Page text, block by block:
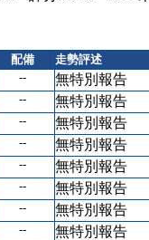
配備
走勢評述
-- 無特別報告
-- 無特別報告
-- 無特別報告
-- 無特別報告
-- 無特別報告
-- 無特別報告
-- 無特別報告
-- 無特別報告